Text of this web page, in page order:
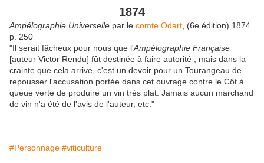
1874
Ampélographie Universelle par le comte Odart , (6e édition) 1874
p. 250
"Il serait fâcheux pour nous que l'Ampélographie Française
[auteur Victor Rendu] fût destinée à faire autorité ; mais dans la
crainte que cela arrive, c'est un devoir pour un Tourangeau de
repousser l'accusation portée dans cet ouvrage contre le Côt à
queue verte de produire un vin très plat. Jamais aucun marchand
de vin n'a été de l'avis de l'auteur, etc."
#Personnage #viticulture